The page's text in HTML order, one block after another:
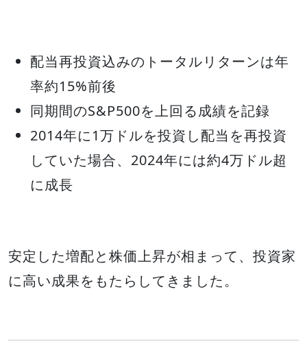
配当再投資込みのトータルリターンは年
率約15%前後
同期間のS&P500を上回る成績を記録
2014年に1万ドルを投資し配当を再投資
していた場合、2024年には約4万ドル超
に成長
安定した増配と株価上昇が相まって、投資家
に高い成果をもたらしてきました。